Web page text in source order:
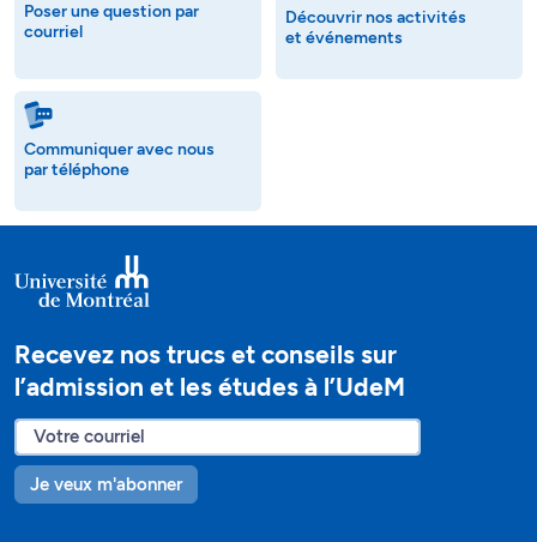
Poser une question par
courriel
Découvrir nos activités
et événements
Communiquer avec nous
par téléphone
Recevez nos trucs et conseils sur
l’admission et les études à l’UdeM
Je veux m'abonner